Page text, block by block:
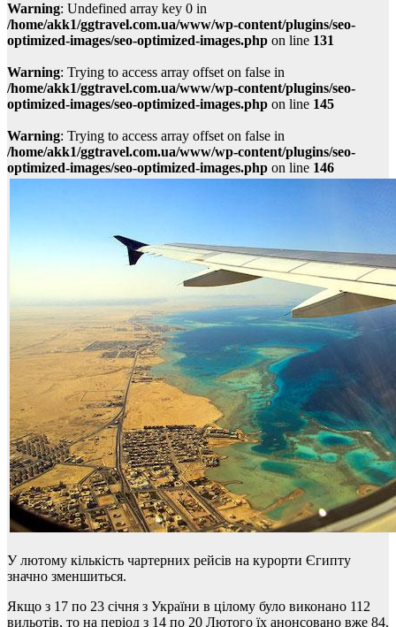
Warning: Undefined array key 0 in
/home/akk1/ggtravel.com.ua/www/wp-content/plugins/seo-
optimized-images/seo-optimized-images.php on line 131
Warning: Trying to access array offset on false in
/home/akk1/ggtravel.com.ua/www/wp-content/plugins/seo-
optimized-images/seo-optimized-images.php on line 145
Warning: Trying to access array offset on false in
/home/akk1/ggtravel.com.ua/www/wp-content/plugins/seo-
optimized-images/seo-optimized-images.php on line 146
У лютому кількість чартерних рейсів на курорти Єгипту
значно зменшиться.
Якщо з 17 по 23 січня з України в цілому було виконано 112
вильотів, то на період з 14 по 20 Лютого їх анонсовано вже 84.